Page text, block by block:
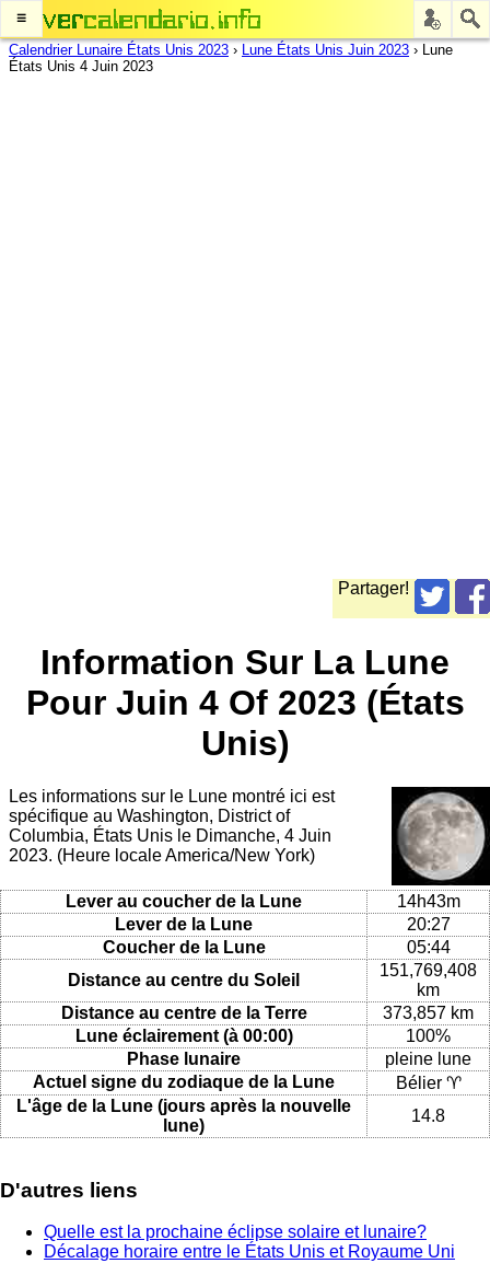
≡
Calendrier Lunaire États Unis 2023 › Lune États Unis Juin 2023 › Lune
États Unis 4 Juin 2023
Partager!
Information Sur La Lune
Pour Juin 4 Of 2023 (États
Unis)
Les informations sur le Lune montré ici est
spécifique au Washington, District of
Columbia, États Unis le Dimanche, 4 Juin
2023. (Heure locale America/New York)
Lever au coucher de la Lune
14h43m
Lever de la Lune
20:27
Coucher de la Lune
05:44
Distance au centre du Soleil
151,769,408
km
Distance au centre de la Terre
373,857 km
Lune éclairement (à 00:00)
100%
Phase lunaire
pleine lune
Actuel signe du zodiaque de la Lune
Bélier ♈
L'âge de la Lune (jours après la nouvelle
lune)
14.8
D'autres liens
Quelle est la prochaine éclipse solaire et lunaire?
Décalage horaire entre le États Unis et Royaume Uni